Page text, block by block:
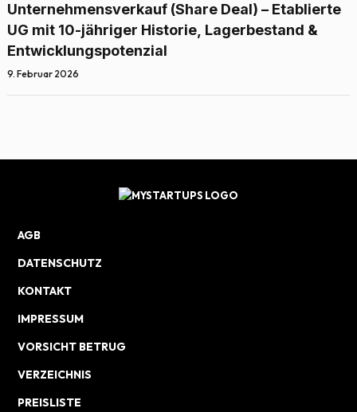
Unternehmensverkauf (Share Deal) – Etablierte
UG mit 10-jähriger Historie, Lagerbestand &
Entwicklungspotenzial
9. Februar 2026
AGB
DATENSCHUTZ
KONTAKT
IMPRESSUM
VORSICHT BETRUG
VERZEICHNIS
PREISLISTE